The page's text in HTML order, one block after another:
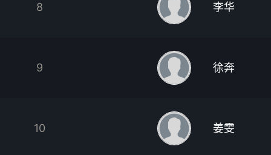
8 李华
9 徐奔
10 姜雯